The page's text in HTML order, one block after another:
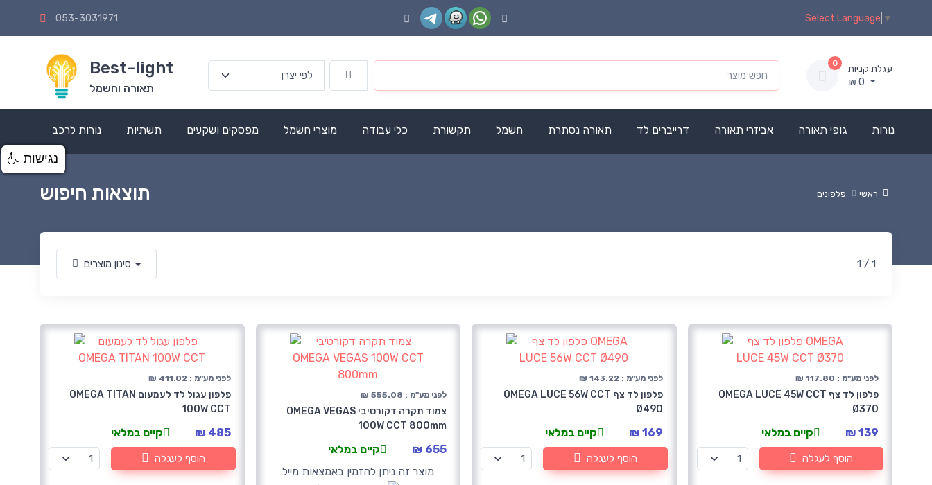
053-3031971 Select Language ▼
Best-light
תאורה וחשמל
0
עגלת קניות
₪ 0
נורות גופי תאורה אביזרי תאורה דרייברים לד תאורה נסתרת חשמל תקשורת כלי עבודה מוצרי חשמל מפסקים ושקעים תשתיות נורות לרכב
תוצאות חיפוש ראשי פלפונים
סינון מוצרים 1 / 1
לפני מע"מ : 411.02 ₪
פלפון עגול לד לעמעום OMEGA TITAN
100W CCT
485 ₪ קיים במלאי
הוסף לעגלה
לפני מע"מ : 555.08 ₪
צמוד תקרה דקורטיבי OMEGA VEGAS
100W CCT 800mm
655 ₪
קיים במלאי
מוצר זה ניתן להזמין באמצאות מייל
לפני מע"מ : 143.22 ₪
פלפון לד צף OMEGA LUCE 56W CCT
Ø490
169 ₪ קיים במלאי
הוסף לעגלה
לפני מע"מ : 117.80 ₪
פלפון לד צף OMEGA LUCE 45W CCT
Ø370
139 ₪ קיים במלאי
הוסף לעגלה
נגישות